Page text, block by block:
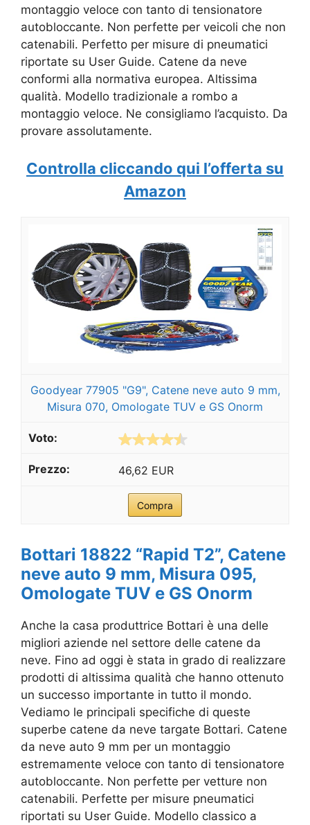
montaggio veloce con tanto di tensionatore
autobloccante. Non perfette per veicoli che non
catenabili. Perfetto per misure di pneumatici
riportate su User Guide. Catene da neve
conformi alla normativa europea. Altissima
qualità. Modello tradizionale a rombo a
montaggio veloce. Ne consigliamo l’acquisto. Da
provare assolutamente.
Controlla cliccando qui l’offerta su
Amazon
Goodyear 77905 "G9", Catene neve auto 9 mm,
Misura 070, Omologate TUV e GS Onorm
46,62 EUR
Compra
Bottari 18822 “Rapid T2”, Catene
neve auto 9 mm, Misura 095,
Omologate TUV e GS Onorm
Anche la casa produttrice Bottari è una delle
migliori aziende nel settore delle catene da
neve. Fino ad oggi è stata in grado di realizzare
prodotti di altissima qualità che hanno ottenuto
un successo importante in tutto il mondo.
Vediamo le principali specifiche di queste
superbe catene da neve targate Bottari. Catene
da neve auto 9 mm per un montaggio
estremamente veloce con tanto di tensionatore
autobloccante. Non perfette per vetture non
catenabili. Perfette per misure pneumatici
riportati su User Guide. Modello classico a